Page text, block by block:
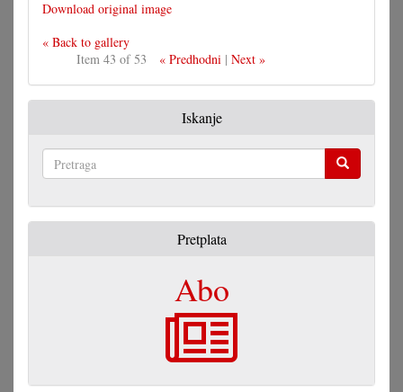
Download original image
« Back to gallery
Item 43 of 53
« Predhodni| Next »
Iskanje
Pretplata
Abo